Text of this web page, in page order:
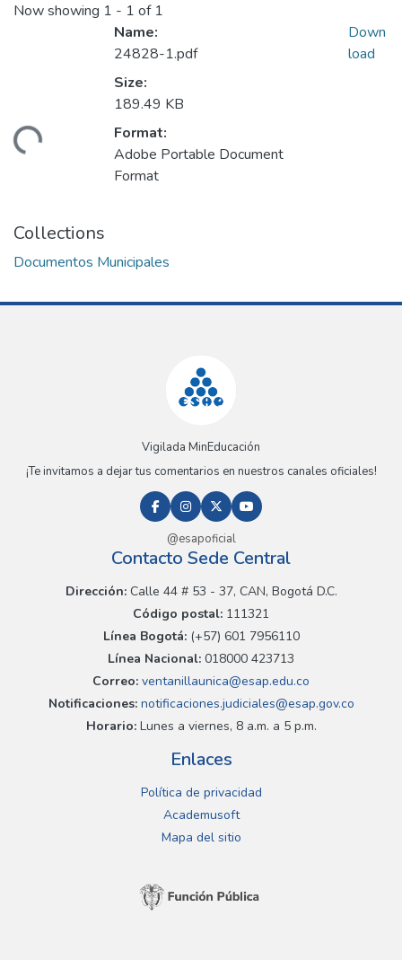
Now showing 1 - 1 of 1
Name:
24828-1.pdf
Size:
189.49 KB
Format:
Adobe Portable Document
Format
Down
load
Collections
Documentos Municipales
Vigilada MinEducación
¡Te invitamos a dejar tus comentarios en nuestros canales oficiales!
@esapoficial
Contacto Sede Central
Dirección:Calle 44 # 53 - 37, CAN, Bogotá D.C.
Código postal: 111321
Línea Bogotá:(+57) 601 7956110
Línea Nacional: 018000 423713
Correo: ventanillaunica@esap.edu.co
Notificaciones:notificaciones.judiciales@esap.gov.co
Horario:Lunes a viernes, 8 a.m. a 5 p.m.
Enlaces
Política de privacidad
Academusoft
Mapa del sitio